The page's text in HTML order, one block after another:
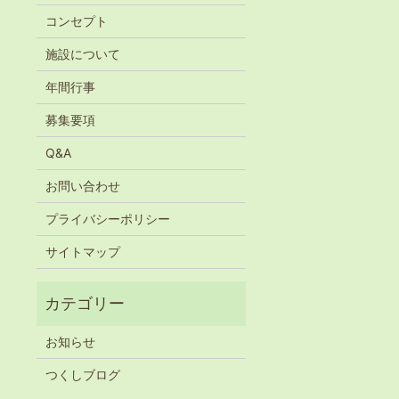
コンセプト
施設について
年間行事
募集要項
Q&A
お問い合わせ
プライバシーポリシー
サイトマップ
お知らせ
つくしブログ